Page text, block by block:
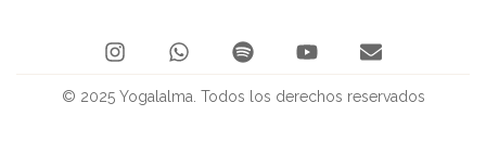
© 2025 Yogalalma. Todos los derechos reservados